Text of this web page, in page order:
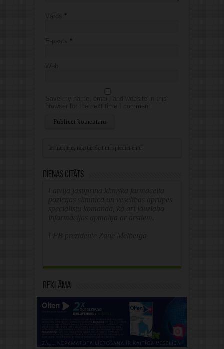
*
*
Dienas citāts
Reklāma